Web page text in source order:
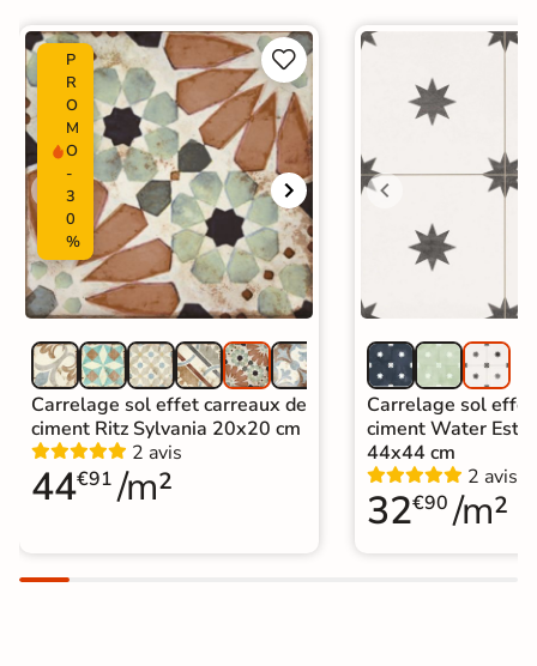
Carrelage sol cuisine
Carrelage salon moderne
Carrelage Chambre
Carrelage WC
P
R
O
M
O
-
3
0
%


Carrelage sol effet carreaux de
ciment Ritz Sylvania 20x20 cm
2 avis
44€91 /m²
Carrelage sol
ciment Water
44x44 cm
2 avis
32€90 /m²